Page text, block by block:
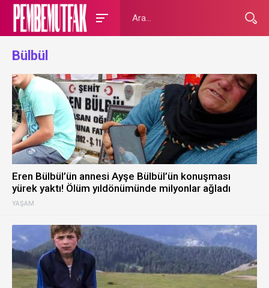
Bülbül
YAŞAM
Eren Bülbül’ün annesi Ayşe Bülbül’ün konuşması
yürek yaktı! Ölüm yıldönümünde milyonlar ağladı